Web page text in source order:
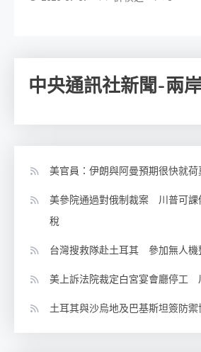
中央通訊社新聞-兩
美官員：伊朗與阿曼預期很快就
美參院通過對俄制裁案 川普可課
稅
台灣搜救隊赴土耳其 參加無人機
美上訴法院裁定白宮宴會廳停工
土耳其與沙烏地及巴基斯坦簽防